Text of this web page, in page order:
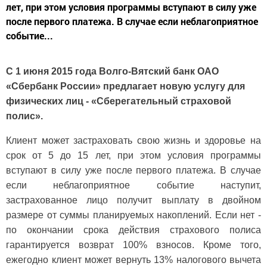
лет, при этом условия программы вступают в силу уже
после первого платежа. В случае если неблагоприятное
событие...
С 1 июня 2015 года Волго-Вятский банк ОАО
«Сбербанк России» предлагает новую услугу для
физических лиц - «Сберегательный страховой
полис».
Клиент может застраховать свою жизнь и здоровье на
срок от 5 до 15 лет, при этом условия программы
вступают в силу уже после первого платежа. В случае
если неблагоприятное событие наступит,
застрахованное лицо получит выплату в двойном
размере от суммы планируемых накоплений. Если нет -
по окончании срока действия страхового полиса
гарантируется возврат 100% взносов. Кроме того,
ежегодно клиент может вернуть 13% налогового вычета